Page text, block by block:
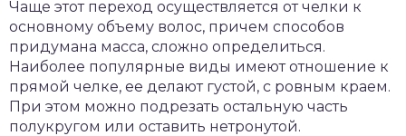
Чаще этот переход осуществляется от челки к
основному объему волос, причем способов
придумана масса, сложно определиться.
Наиболее популярные виды имеют отношение к
прямой челке, ее делают густой, с ровным краем.
При этом можно подрезать остальную часть
полукругом или оставить нетронутой.